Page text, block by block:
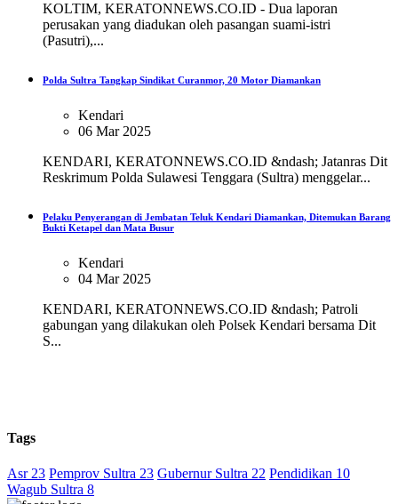
KOLTIM, KERATONNEWS.CO.ID - Dua laporan
perusakan yang diadukan oleh pasangan suami-istri
(Pasutri),...
Polda Sultra Tangkap Sindikat Curanmor, 20 Motor Diamankan
Kendari
06 Mar 2025
KENDARI, KERATONNEWS.CO.ID &ndash; Jatanras Dit
Reskrimum Polda Sulawesi Tenggara (Sultra) menggelar...
Pelaku Penyerangan di Jembatan Teluk Kendari Diamankan, Ditemukan Barang
Bukti Ketapel dan Mata Busur
Kendari
04 Mar 2025
KENDARI, KERATONNEWS.CO.ID &ndash; Patroli
gabungan yang dilakukan oleh Polsek Kendari bersama Dit
S...
Tags
Asr 23 Pemprov Sultra 23 Gubernur Sultra 22 Pendidikan 10
Wagub Sultra 8